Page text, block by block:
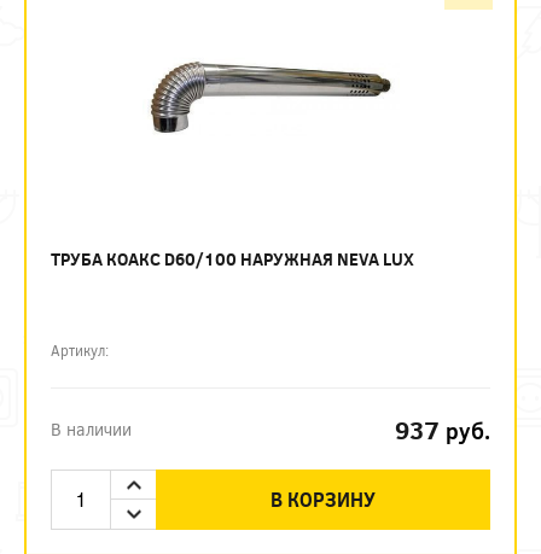
ТРУБА КОАКС D60/100 НАРУЖНАЯ NEVA LUX
Артикул:
В наличии 937 руб.
В КОРЗИНУ